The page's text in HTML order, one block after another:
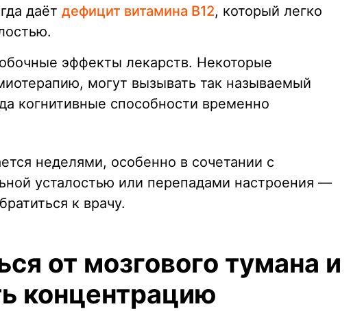
даёт дефицит витамина B12, который легко
эффекты лекарств. Некоторые
могут вызывать так называемый
когнитивные способности временно
неделями, особенно в сочетании с
усталостью или перепадами настроения —
к врачу.
от мозгового тумана и
концентрацию